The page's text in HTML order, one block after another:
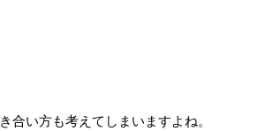
合い方も考えてしまいますよね。